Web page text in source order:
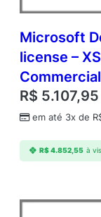
Microsoft
license –
R$ 5.107,95
em até 3x de
R$4.852,55 à